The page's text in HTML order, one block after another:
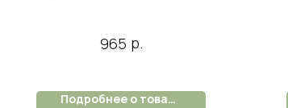
965 р.
Подробнее о товаре